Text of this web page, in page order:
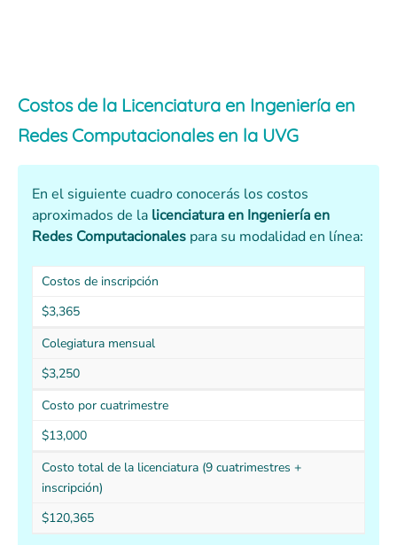
Costos de la Licenciatura en Ingeniería en
Redes Computacionales en la UVG
En el siguiente cuadro conocerás los costos
aproximados de la licenciatura en Ingeniería en
Redes Computacionales para su modalidad en línea:
Costos de inscripción
$3,365
Colegiatura mensual
$3,250
Costo por cuatrimestre
$13,000
Costo total de la licenciatura (9 cuatrimestres +
inscripción)
$120,365